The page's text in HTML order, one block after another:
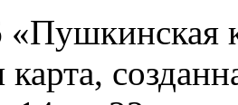
«Пушкинская
карта,